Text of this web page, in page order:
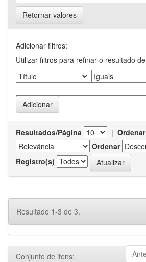
Retornar valores
Adicionar filtros:
Utilizar filtros para refinar o resultado
Resultados/Página |
Ordenar
Registro(s)
Resultado 1-3 de 3.
Conjunto de itens: